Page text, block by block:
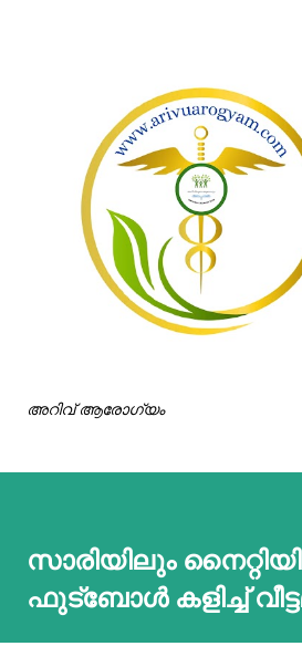
അറിവ് ആരോഗ്യം
സാരിയിലും
ഫുട്‌ബോള്‍ കളിച്ച്